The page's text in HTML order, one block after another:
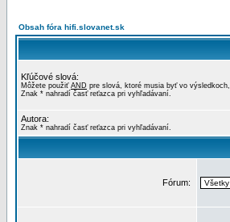
Obsah fóra hifi.slovanet.sk
Kľúčové slová:
Môžete použiť AND pre slová, ktoré musia byť vo výsledkoch,
Znak * nahradí časť reťazca pri vyhľadávaní.
Autora:
Znak * nahradí časť reťazca pri vyhľadávaní.
Fórum: